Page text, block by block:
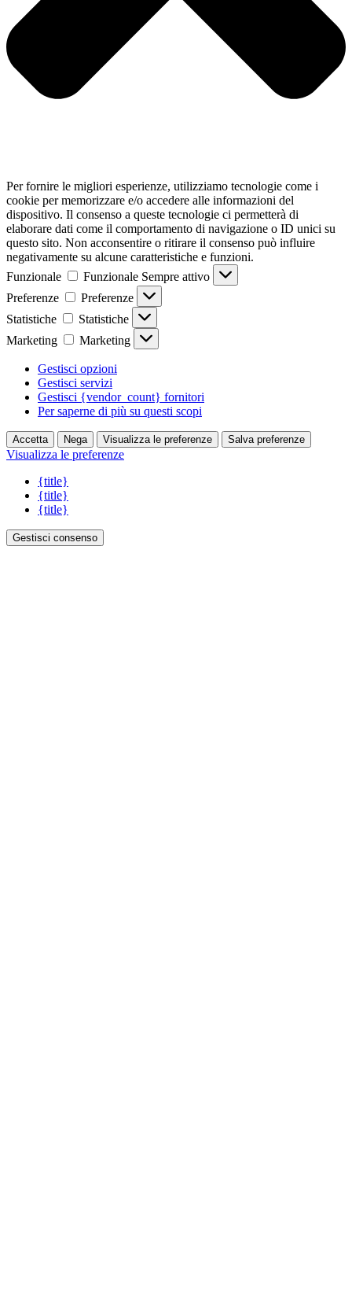
Per fornire le migliori esperienze, utilizziamo tecnologie come i
cookie per memorizzare e/o accedere alle informazioni del
dispositivo. Il consenso a queste tecnologie ci permetterà di
elaborare dati come il comportamento di navigazione o ID unici su
questo sito. Non acconsentire o ritirare il consenso può influire
negativamente su alcune caratteristiche e funzioni.
Funzionale
Funzionale Sempre attivo
Preferenze
Preferenze
Statistiche
Statistiche
Marketing
Marketing
Gestisci opzioni
Gestisci servizi
Gestisci {vendor_count} fornitori
Per saperne di più su questi scopi
Accetta Nega Visualizza le preferenze Salva preferenze
Visualizza le preferenze
{title}
{title}
{title}
Gestisci consenso